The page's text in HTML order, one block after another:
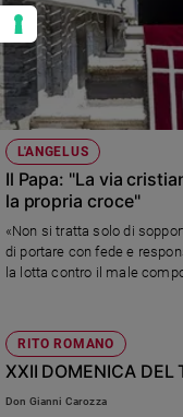
L'ANGELUS
Il Papa: "La via
la propria croce"
«Non si tratta solo di
di portare con fede e
la lotta contro il male
RITO ROMANO
XXII DOMENICA DEL
Don Gianni Carozza